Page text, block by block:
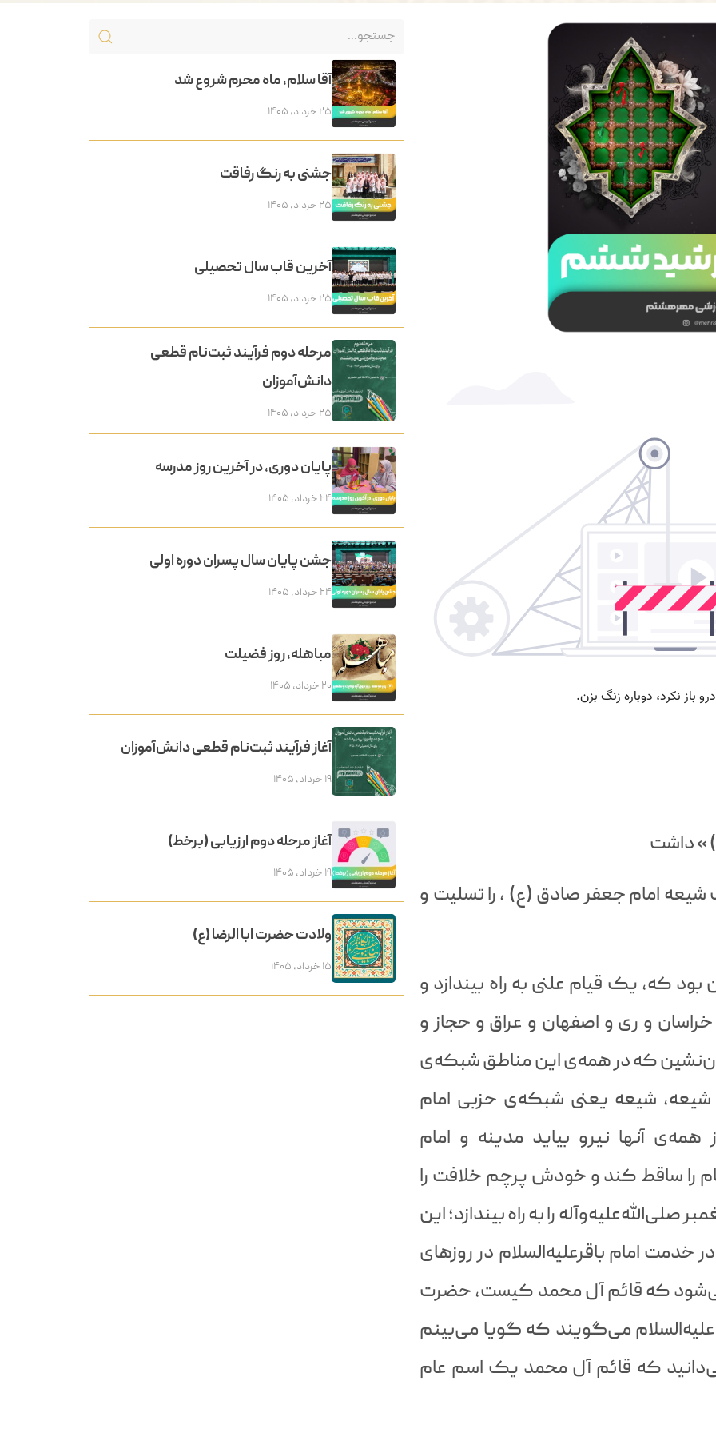
» داشت
امام جعفر صادق (ع) ، را تسلیت و
که، یک قیام علنی به راه بیندازد و
و ری و اصفهان و عراق و حجاز و
که در همه‌ی این مناطق شبکه‌ی
شیعه، شیعه یعنی شبکه‌ی حزبی امام
آنها نیرو بیاید مدینه و امام
ساقط کند و خودش پرچم خلافت را
را به راه بیندازد؛ این
امام باقرعلیه‌السلام در روزهای
که قائم آل محمد کیست، حضرت
می‌گویند که گویا می‌بینم
که قائم آل محمد یک اسم عام
آقا سلام، ماه محرم شروع شد
۲۵ خرداد, ۱۴۰۵
جشنی به رنگ رفاقت
۲۵ خرداد, ۱۴۰۵
آخرین قاب سال تحصیلی
۲۵ خرداد, ۱۴۰۵
مرحله دوم فرآیند ثبت‌نام قطعی
دانش‌آموزان
۲۵ خرداد, ۱۴۰۵
پایان دوری، در آخرین روز مدرسه
۲۴ خرداد, ۱۴۰۵
جشن پایان سال پسران دوره اولی
۲۴ خرداد, ۱۴۰۵
مباهله، روز فضیلت
۲۰ خرداد, ۱۴۰۵
آغاز فرآیند ثبت‌نام قطعی دانش‌آموزان
۱۹ خرداد, ۱۴۰۵
آغاز مرحله دوم ارزیابی (برخط)
۱۹ خرداد, ۱۴۰۵
ولادت حضرت ابا الرضا (ع)
۱۵ خرداد, ۱۴۰۵